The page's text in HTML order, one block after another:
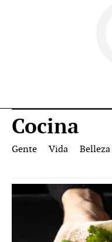
Cocina
Gente Vida Belleza